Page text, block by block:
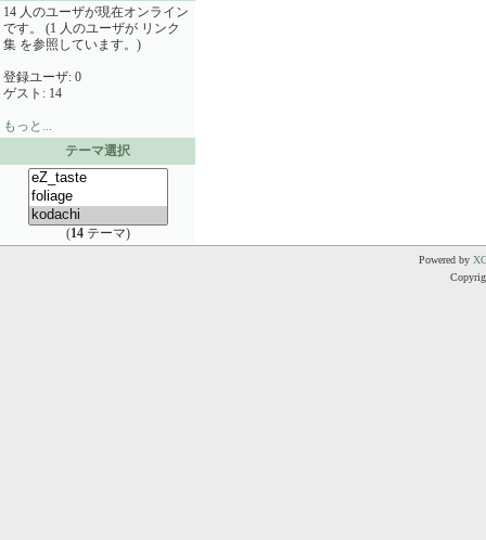
14 人のユーザが現在オンライン
です。 (1 人のユーザが リンク
集 を参照しています。)
登録ユーザ: 0
ゲスト: 14
もっと...
テーマ選択
(14テーマ)
Powered by